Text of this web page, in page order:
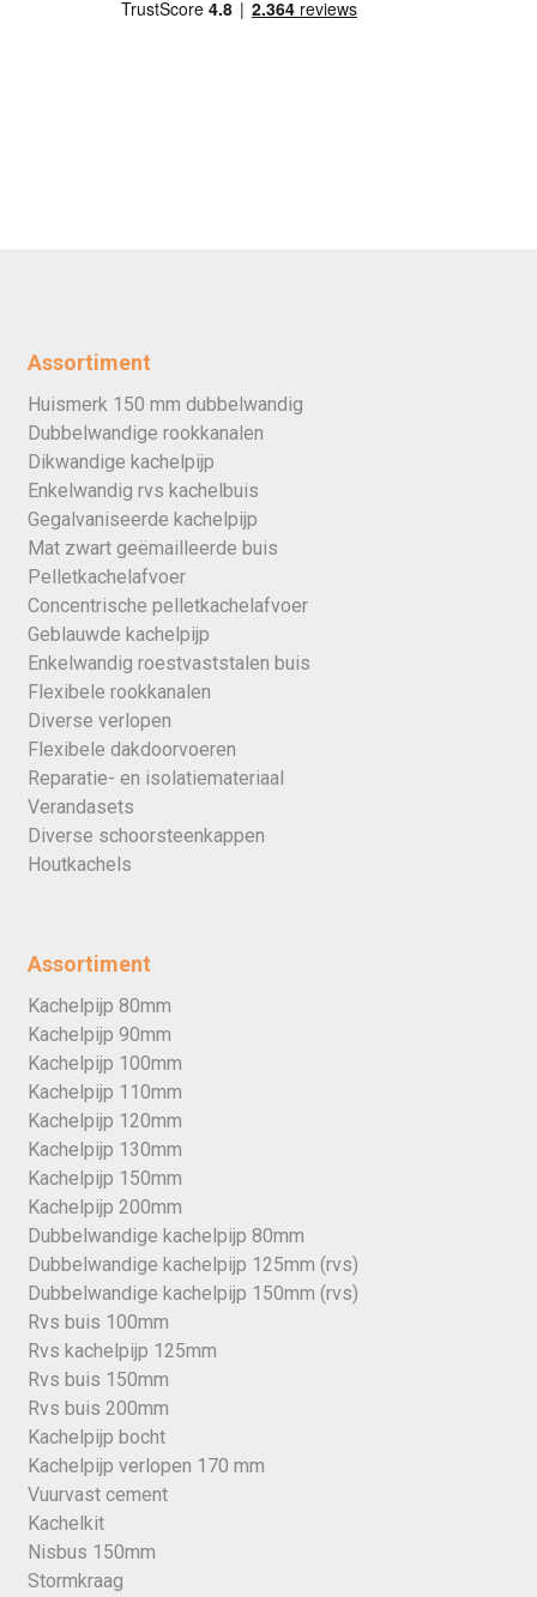
Assortiment
Huismerk 150 mm dubbelwandig
Dubbelwandige rookkanalen
Dikwandige kachelpijp
Enkelwandig rvs kachelbuis
Gegalvaniseerde kachelpijp
Mat zwart geëmailleerde buis
Pelletkachelafvoer
Concentrische pelletkachelafvoer
Geblauwde kachelpijp
Enkelwandig roestvaststalen buis
Flexibele rookkanalen
Diverse verlopen
Flexibele dakdoorvoeren
Reparatie- en isolatiemateriaal
Verandasets
Diverse schoorsteenkappen
Houtkachels
Assortiment
Kachelpijp 80mm
Kachelpijp 90mm
Kachelpijp 100mm
Kachelpijp 110mm
Kachelpijp 120mm
Kachelpijp 130mm
Kachelpijp 150mm
Kachelpijp 200mm
Dubbelwandige kachelpijp 80mm
Dubbelwandige kachelpijp 125mm (rvs)
Dubbelwandige kachelpijp 150mm (rvs)
Rvs buis 100mm
Rvs kachelpijp 125mm
Rvs buis 150mm
Rvs buis 200mm
Kachelpijp bocht
Kachelpijp verlopen 170 mm
Vuurvast cement
Kachelkit
Nisbus 150mm
Stormkraag